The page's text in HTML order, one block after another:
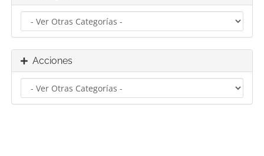
Acciones